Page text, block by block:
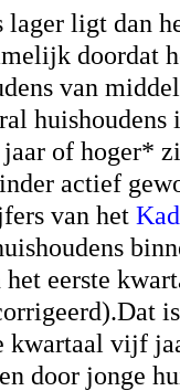
lager ligt dan
doordat
van
huishoudens
of hoger*
actief
van het
eerste
kwartaal vijf
door jonge